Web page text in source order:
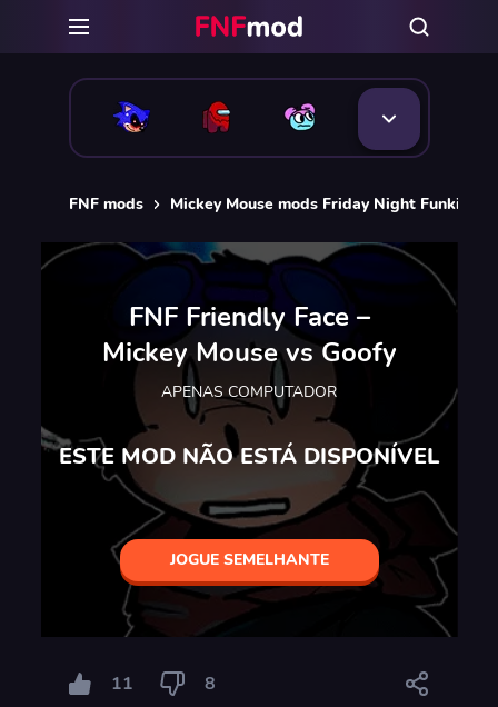
FNF mods Mickey Mouse mods Friday Night Funkin
FNF Friendly Face –
Mickey Mouse vs Goofy
APENAS COMPUTADOR
ESTE MOD NÃO ESTÁ DISPONÍVEL
JOGUE SEMELHANTE
11 8